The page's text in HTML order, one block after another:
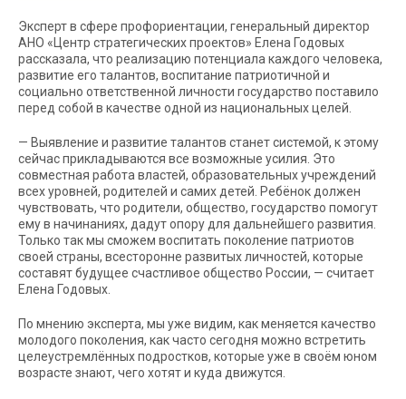
Эксперт в сфере профориентации, генеральный директор
АНО «Центр стратегических проектов» Елена Годовых
рассказала, что реализацию потенциала каждого человека,
развитие его талантов, воспитание патриотичной и
социально ответственной личности государство поставило
перед собой в качестве одной из национальных целей.
— Выявление и развитие талантов станет системой, к этому
сейчас прикладываются все возможные усилия. Это
совместная работа властей, образовательных учреждений
всех уровней, родителей и самих детей. Ребёнок должен
чувствовать, что родители, общество, государство помогут
ему в начинаниях, дадут опору для дальнейшего развития.
Только так мы сможем воспитать поколение патриотов
своей страны, всесторонне развитых личностей, которые
составят будущее счастливое общество России, — считает
Елена Годовых.
По мнению эксперта, мы уже видим, как меняется качество
молодого поколения, как часто сегодня можно встретить
целеустремлённых подростков, которые уже в своём юном
возрасте знают, чего хотят и куда движутся.